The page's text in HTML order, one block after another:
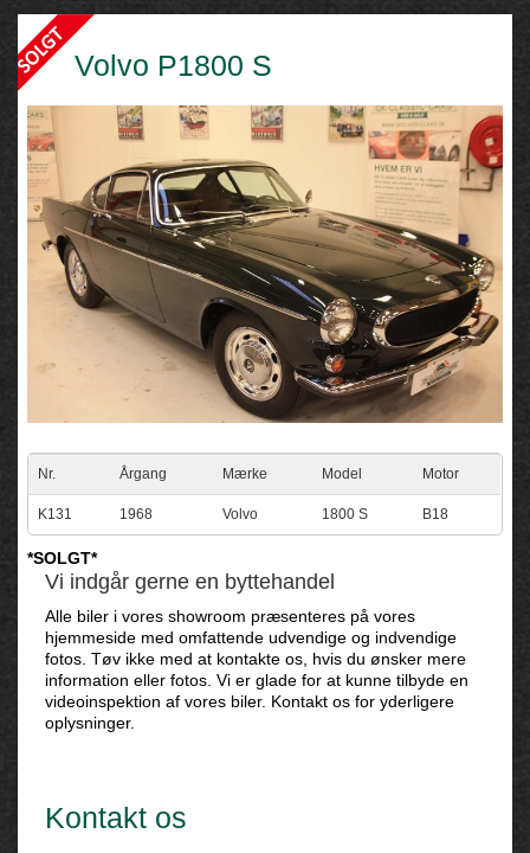
Volvo P1800 S
Nr. Årgang Mærke Model Motor
K131 1968 Volvo 1800 S B18
*SOLGT*
Vi indgår gerne en byttehandel
Alle biler i vores showroom præsenteres på vores
hjemmeside med omfattende udvendige og indvendige
fotos. Tøv ikke med at kontakte os, hvis du ønsker mere
information eller fotos. Vi er glade for at kunne tilbyde en
videoinspektion af vores biler. Kontakt os for yderligere
oplysninger.
Kontakt os